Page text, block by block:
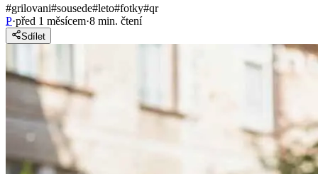
#grilovani#sousede#leto#fotky#qr
P·před 1 měsícem·8 min. čtení
Sdílet